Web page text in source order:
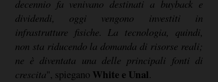
decennio fa venivano destinati a buyback e
dividendi, oggi vengono investiti in
infrastrutture fisiche. La tecnologia, quindi,
non sta riducendo la domanda di risorse reali;
ne è diventata una delle principali fonti di
crescita", spiegano White e Unal.